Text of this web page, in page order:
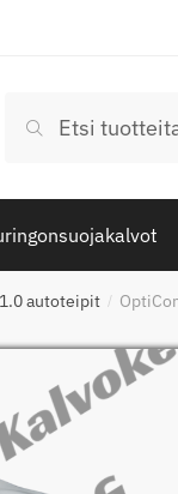
Haku
autoteipit /